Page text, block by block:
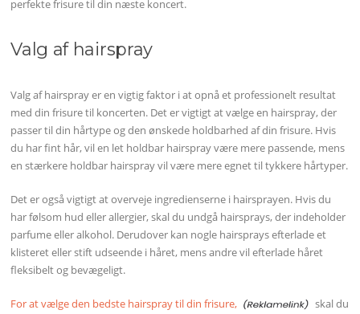
perfekte frisure til din næste koncert.
Valg af hairspray
Valg af hairspray er en vigtig faktor i at opnå et professionelt resultat
med din frisure til koncerten. Det er vigtigt at vælge en hairspray, der
passer til din hårtype og den ønskede holdbarhed af din frisure. Hvis
du har fint hår, vil en let holdbar hairspray være mere passende, mens
en stærkere holdbar hairspray vil være mere egnet til tykkere hårtyper.
Det er også vigtigt at overveje ingredienserne i hairsprayen. Hvis du
har følsom hud eller allergier, skal du undgå hairsprays, der indeholder
parfume eller alkohol. Derudover kan nogle hairsprays efterlade et
klisteret eller stift udseende i håret, mens andre vil efterlade håret
fleksibelt og bevægeligt.
For at vælge den bedste hairspray til din frisure,
skal du